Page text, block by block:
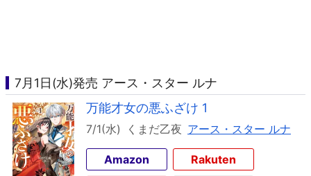
7月1日(水)発売 アース・スター ルナ
万能才女の悪ふざけ 1
7/1(水) くまだ乙夜 アース・スター ルナ
Amazon
Rakuten